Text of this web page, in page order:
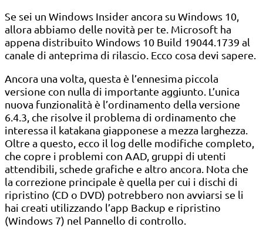
Se sei un Windows Insider ancora su Windows 10,
allora abbiamo delle novità per te. Microsoft ha
appena distribuito Windows 10 Build 19044.1739 al
canale di anteprima di rilascio. Ecco cosa devi sapere.
Ancora una volta, questa è l’ennesima piccola
versione con nulla di importante aggiunto. L’unica
nuova funzionalità è l’ordinamento della versione
6.4.3, che risolve il problema di ordinamento che
interessa il katakana giapponese a mezza larghezza.
Oltre a questo, ecco il log delle modifiche completo,
che copre i problemi con AAD, gruppi di utenti
attendibili, schede grafiche e altro ancora. Nota che
la correzione principale è quella per cui i dischi di
ripristino (CD o DVD) potrebbero non avviarsi se li
hai creati utilizzando l’app Backup e ripristino
(Windows 7) nel Pannello di controllo.